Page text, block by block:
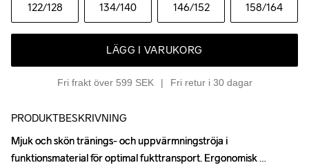
122/128 134/140 146/152 158/164
LÄGG I VARUKORG
Fri frakt över 599 SEK Fri retur i 30 dagar
PRODUKTBESKRIVNING
Mjuk och skön tränings- och uppvärmningströja i
funktionsmaterial för optimal fukttransport. Ergonomisk
Mjuk och skön tränings- och uppvärmningströja i
funktionsmaterial för optimal fukttransport. Ergonomisk